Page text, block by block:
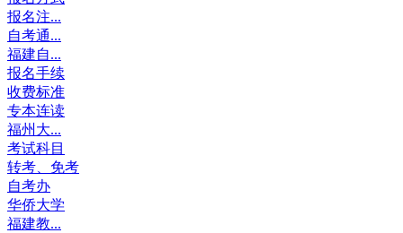
报名注...
自考通...
福建自...
报名手续
收费标准
专本连读
福州大...
考试科目
转考、免考
自考办
华侨大学
福建教...